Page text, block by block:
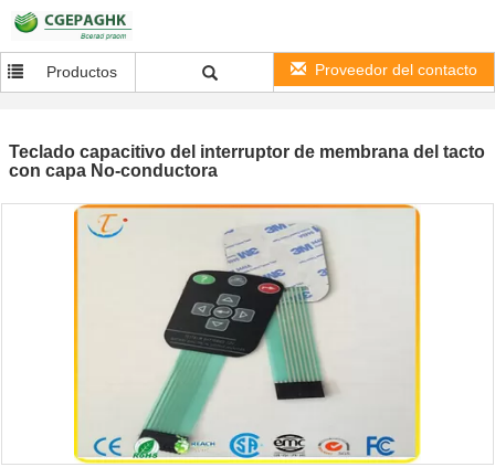
Productos Proveedor del contacto
Teclado capacitivo del interruptor de membrana del tacto
con capa No-conductora